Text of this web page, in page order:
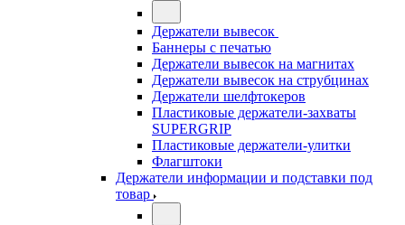
Держатели вывесок
Баннеры с печатью
Держатели вывесок на магнитах
Держатели вывесок на струбцинах
Держатели шелфтокеров
Пластиковые держатели-захваты
SUPERGRIP
Пластиковые держатели-улитки
Флагштоки
Держатели информации и подставки под
товар